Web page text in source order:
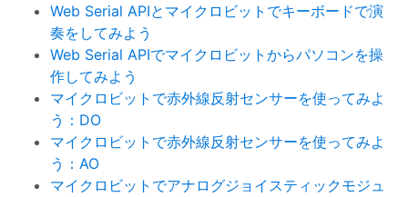
Web Serial APIとマイクロビットでキーボードで演
奏をしてみよう
Web Serial APIでマイクロビットからパソコンを操
作してみよう
マイクロビットで赤外線反射センサーを使ってみよ
う：DO
マイクロビットで赤外線反射センサーを使ってみよ
う：AO
マイクロビットでアナログジョイスティックモジュ